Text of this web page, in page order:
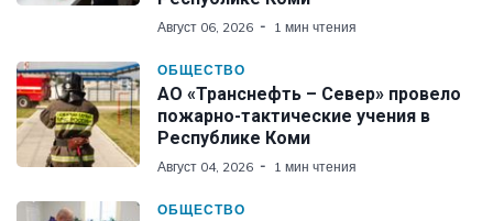
Август 06, 2026 1 мин чтения
ОБЩЕСТВО
АО «Транснефть – Север» провело
пожарно-тактические учения в
Республике Коми
Август 04, 2026 1 мин чтения
ОБЩЕСТВО